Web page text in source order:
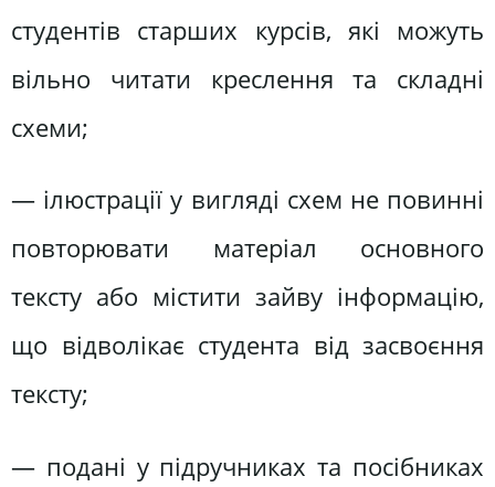
студентів старших курсів, які можуть
вільно читати креслення та складні
схеми;
— ілюстрації у вигляді схем не повинні
повторювати матеріал основного
тексту або містити зайву інформацію,
що відволікає студента від засвоєння
тексту;
— подані у підручниках та посібниках